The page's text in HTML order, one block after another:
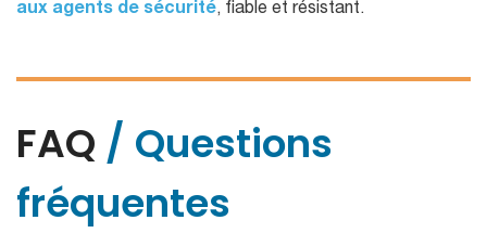
aux agents de sécurité, fiable et résistant.
FAQ / Questions
fréquentes